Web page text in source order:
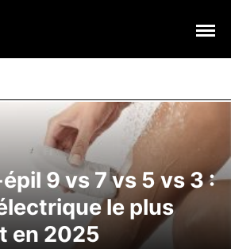
9 vs 7 vs 5 vs 3 :
le plus
en 2025